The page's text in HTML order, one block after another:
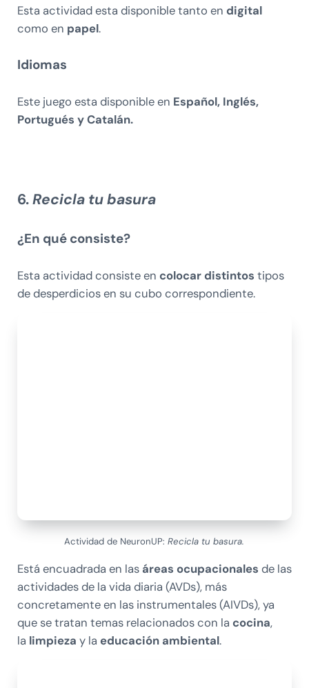
Esta actividad esta disponible tanto en digital
como en papel.
Idiomas
Este juego esta disponible en Español, Inglés,
Portugués y Catalán.
6.Recicla tu basura
¿En qué consiste?
Esta actividad consiste en colocar distintos tipos
de desperdicios en su cubo correspondiente.
Actividad de NeuronUP:Recicla tu basura.
Está encuadrada en las áreas ocupacionales de las
actividades de la vida diaria (AVDs), más
concretamente en las instrumentales (AIVDs), ya
que se tratan temas relacionados con la cocina,
la limpieza y la educación ambiental.